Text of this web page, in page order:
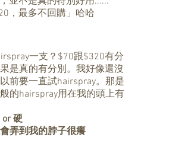
，最多不回購」哈哈
一支？$70跟$320有分
是真的有分別。我好像還沒
前要一直試hairspray。那是
的hairspray用在我的頭上有
硬
弄到我的脖子很癢